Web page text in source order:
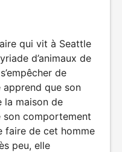
qui vit à Seattle
d’animaux de
de
apprend que son
la maison de
comportement
faire de cet homme
peu, elle